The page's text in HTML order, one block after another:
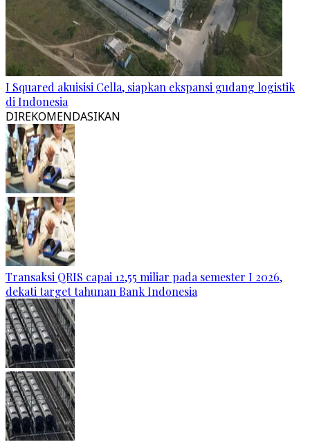
I Squared akuisisi Cella, siapkan ekspansi gudang logistik
di Indonesia
DIREKOMENDASIKAN
Transaksi QRIS capai 12,55 miliar pada semester I 2026,
dekati target tahunan Bank Indonesia